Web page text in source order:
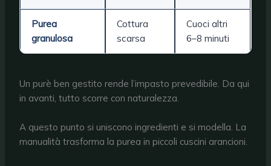
Purea
granulosa
Cottura
scarsa
Cuoci altri
6–8 minuti
Un purè ben gestito rende l’impasto prevedibile. Da qui
in avanti, tutto scorre con naturalezza.
A questo punto si uniscono ingredienti e si modella. La
manualità trasforma la purea in piccoli cuscini arancioni.